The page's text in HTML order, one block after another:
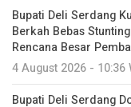
Bupati Deli Serdang
Berkah Bebas
Rencana Besar
4 August 2026 - 10:36
Bupati Deli Serdang